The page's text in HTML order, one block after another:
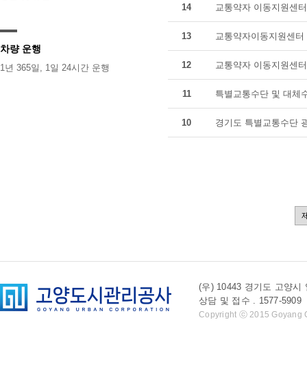
차량 운행
1년 365일, 1일 24시간 운행
14 교통약자 이동지원센
13 교통약자이동지원센
12 교통약자 이동지원센
11 특별교통수단 및 대체
10 경기도 특별교통수단
(우) 10443 경기도 고양시
상담 및 접수 . 1577-
Copyright ⓒ 2015 Goyang